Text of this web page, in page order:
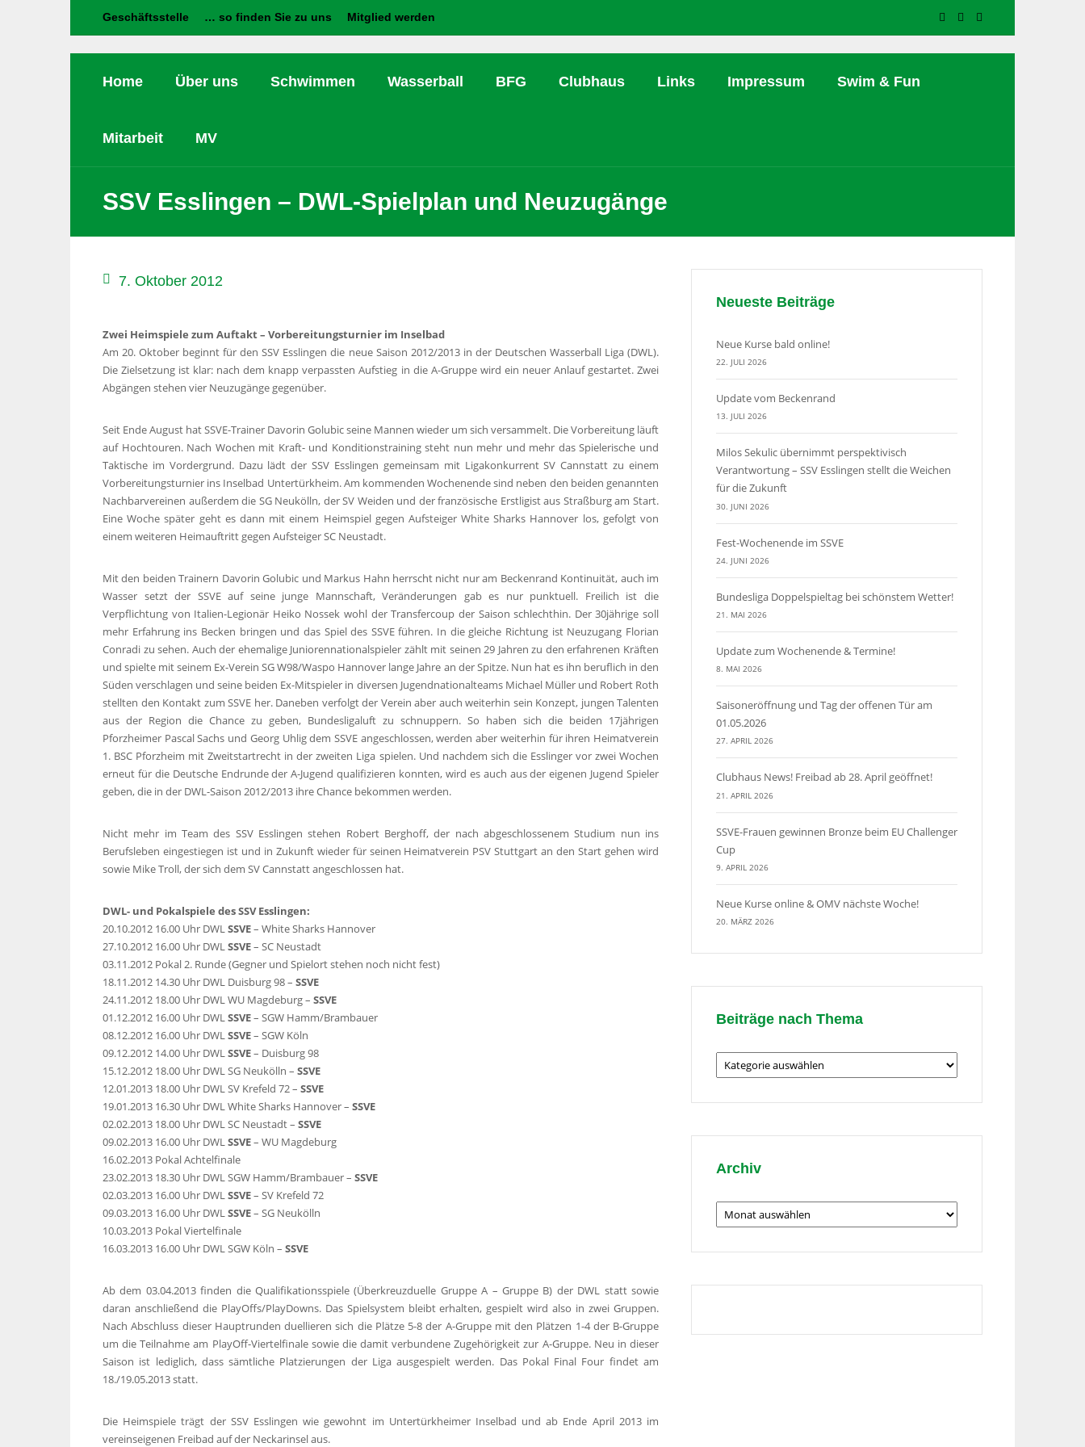
Geschäftsstelle … so finden Sie zu uns Mitglied werden
Home Über uns Schwimmen Wasserball BFG Clubhaus Links Impressum Swim & Fun
Mitarbeit MV
SSV Esslingen – DWL-Spielplan und Neuzugänge
7. Oktober 2012
Zwei Heimspiele zum Auftakt – Vorbereitungsturnier im Inselbad
Am 20. Oktober beginnt für den SSV Esslingen die neue Saison 2012/2013 in der Deutschen Wasserball Liga (DWL).
Die Zielsetzung ist klar: nach dem knapp verpassten Aufstieg in die A-Gruppe wird ein neuer Anlauf gestartet. Zwei
Abgängen stehen vier Neuzugänge gegenüber.
Seit Ende August hat SSVE-Trainer Davorin Golubic seine Mannen wieder um sich versammelt. Die Vorbereitung läuft
auf Hochtouren. Nach Wochen mit Kraft- und Konditionstraining steht nun mehr und mehr das Spielerische und
Taktische im Vordergrund. Dazu lädt der SSV Esslingen gemeinsam mit Ligakonkurrent SV Cannstatt zu einem
Vorbereitungsturnier ins Inselbad Untertürkheim. Am kommenden Wochenende sind neben den beiden genannten
Nachbarvereinen außerdem die SG Neukölln, der SV Weiden und der französische Erstligist aus Straßburg am Start.
Eine Woche später geht es dann mit einem Heimspiel gegen Aufsteiger White Sharks Hannover los, gefolgt von
einem weiteren Heimauftritt gegen Aufsteiger SC Neustadt.
Mit den beiden Trainern Davorin Golubic und Markus Hahn herrscht nicht nur am Beckenrand Kontinuität, auch im
Wasser setzt der SSVE auf seine junge Mannschaft, Veränderungen gab es nur punktuell. Freilich ist die
Verpflichtung von Italien-Legionär Heiko Nossek wohl der Transfercoup der Saison schlechthin. Der 30jährige soll
mehr Erfahrung ins Becken bringen und das Spiel des SSVE führen. In die gleiche Richtung ist Neuzugang Florian
Conradi zu sehen. Auch der ehemalige Juniorennationalspieler zählt mit seinen 29 Jahren zu den erfahrenen Kräften
und spielte mit seinem Ex-Verein SG W98/Waspo Hannover lange Jahre an der Spitze. Nun hat es ihn beruflich in den
Süden verschlagen und seine beiden Ex-Mitspieler in diversen Jugendnationalteams Michael Müller und Robert Roth
stellten den Kontakt zum SSVE her. Daneben verfolgt der Verein aber auch weiterhin sein Konzept, jungen Talenten
aus der Region die Chance zu geben, Bundesligaluft zu schnuppern. So haben sich die beiden 17jährigen
Pforzheimer Pascal Sachs und Georg Uhlig dem SSVE angeschlossen, werden aber weiterhin für ihren Heimatverein
1. BSC Pforzheim mit Zweitstartrecht in der zweiten Liga spielen. Und nachdem sich die Esslinger vor zwei Wochen
erneut für die Deutsche Endrunde der A-Jugend qualifizieren konnten, wird es auch aus der eigenen Jugend Spieler
geben, die in der DWL-Saison 2012/2013 ihre Chance bekommen werden.
Nicht mehr im Team des SSV Esslingen stehen Robert Berghoff, der nach abgeschlossenem Studium nun ins
Berufsleben eingestiegen ist und in Zukunft wieder für seinen Heimatverein PSV Stuttgart an den Start gehen wird
sowie Mike Troll, der sich dem SV Cannstatt angeschlossen hat.
DWL- und Pokalspiele des SSV Esslingen:
20.10.2012 16.00 Uhr DWLSSVE– White Sharks Hannover
27.10.2012 16.00 Uhr DWLSSVE– SC Neustadt
03.11.2012 Pokal 2. Runde (Gegner und Spielort stehen noch nicht fest)
18.11.2012 14.30 Uhr DWL Duisburg 98 – SSVE
24.11.2012 18.00 Uhr DWL WU Magdeburg – SSVE
01.12.2012 16.00 Uhr DWLSSVE– SGW Hamm/Brambauer
08.12.2012 16.00 Uhr DWLSSVE– SGW Köln
09.12.2012 14.00 Uhr DWLSSVE– Duisburg 98
15.12.2012 18.00 Uhr DWL SG Neukölln – SSVE
12.01.2013 18.00 Uhr DWL SV Krefeld 72 – SSVE
19.01.2013 16.30 Uhr DWL White Sharks Hannover – SSVE
02.02.2013 18.00 Uhr DWL SC Neustadt – SSVE
09.02.2013 16.00 Uhr DWLSSVE– WU Magdeburg
16.02.2013 Pokal Achtelfinale
23.02.2013 18.30 Uhr DWL SGW Hamm/Brambauer – SSVE
02.03.2013 16.00 Uhr DWLSSVE– SV Krefeld 72
09.03.2013 16.00 Uhr DWLSSVE– SG Neukölln
10.03.2013 Pokal Viertelfinale
16.03.2013 16.00 Uhr DWL SGW Köln – SSVE
Ab dem 03.04.2013 finden die Qualifikationsspiele (Überkreuzduelle Gruppe A – Gruppe B) der DWL statt sowie
daran anschließend die PlayOffs/PlayDowns. Das Spielsystem bleibt erhalten, gespielt wird also in zwei Gruppen.
Nach Abschluss dieser Hauptrunden duellieren sich die Plätze 5-8 der A-Gruppe mit den Plätzen 1-4 der B-Gruppe
um die Teilnahme am PlayOff-Viertelfinale sowie die damit verbundene Zugehörigkeit zur A-Gruppe. Neu in dieser
Saison ist lediglich, dass sämtliche Platzierungen der Liga ausgespielt werden. Das Pokal Final Four findet am
18./19.05.2013 statt.
Die Heimspiele trägt der SSV Esslingen wie gewohnt im Untertürkheimer Inselbad und ab Ende April 2013 im
vereinseigenen Freibad auf der Neckarinsel aus.
Neueste Beiträge
Neue Kurse bald online!
22. JULI 2026
Update vom Beckenrand
13. JULI 2026
Milos Sekulic übernimmt perspektivisch
Verantwortung – SSV Esslingen stellt die Weichen
für die Zukunft
30. JUNI 2026
Fest-Wochenende im SSVE
24. JUNI 2026
Bundesliga Doppelspieltag bei schönstem Wetter!
21. MAI 2026
Update zum Wochenende & Termine!
8. MAI 2026
Saisoneröffnung und Tag der offenen Tür am
01.05.2026
27. APRIL 2026
Clubhaus News! Freibad ab 28. April geöffnet!
21. APRIL 2026
SSVE-Frauen gewinnen Bronze beim EU Challenger
Cup
9. APRIL 2026
Neue Kurse online & OMV nächste Woche!
20. MÄRZ 2026
Beiträge nach Thema
Beiträge
nach
Archiv
Archiv